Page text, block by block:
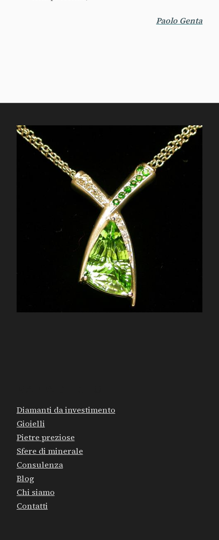
Paolo Genta
Diamanti da investimento
Gioielli
Pietre preziose
Sfere di minerale
Consulenza
Blog
Chi siamo
Contatti